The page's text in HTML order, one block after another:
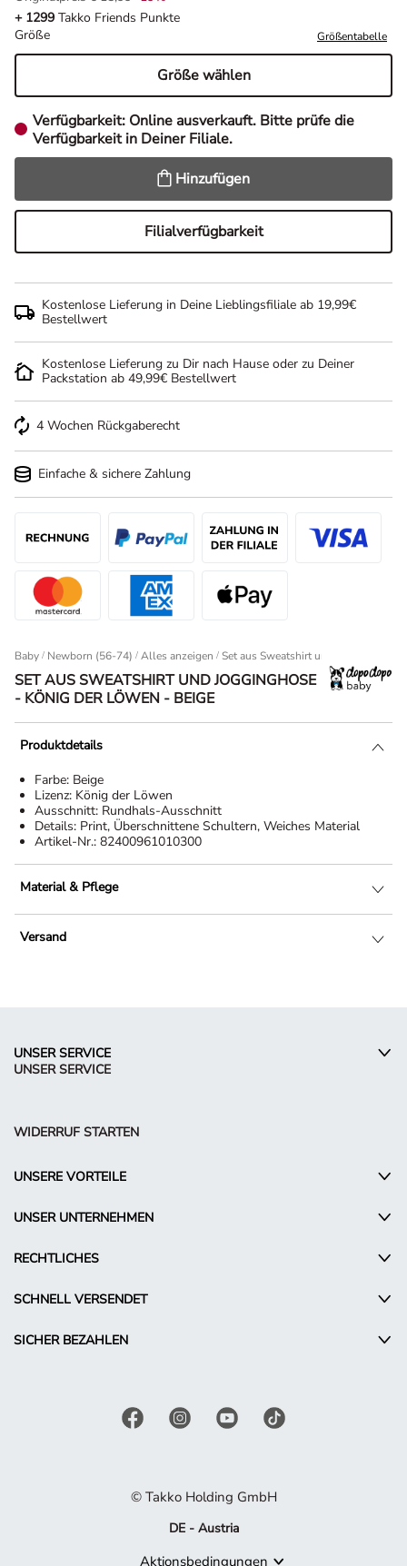
+ 1299 Takko Friends Punkte
Größe
Größentabelle
Größe wählen
Verfügbarkeit: Online ausverkauft. Bitte prüfe die
Verfügbarkeit in Deiner Filiale.
Hinzufügen
Filialverfügbarkeit
Kostenlose Lieferung in Deine Lieblingsfiliale ab 19,99€
Bestellwert
Kostenlose Lieferung zu Dir nach Hause oder zu Deiner
Packstation ab 49,99€ Bestellwert
4 Wochen Rückgaberecht
Einfache & sichere Zahlung
Baby / Newborn (56-74) / Alles anzeigen Set aus Sweatshirt und Jogginghose
SET AUS SWEATSHIRT UND JOGGINGHOSE
- KÖNIG DER LÖWEN - BEIGE
Produktdetails
Farbe: Beige
Lizenz: König der Löwen
Ausschnitt: Rundhals-Ausschnitt
Details: Print, Überschnittene Schultern, Weiches Material
Artikel-Nr.: 82400961010300
Material & Pflege
Versand
UNSER SERVICE
UNSER SERVICE
WIDERRUF STARTEN
UNSERE VORTEILE
UNSER UNTERNEHMEN
RECHTLICHES
SCHNELL VERSENDET
SICHER BEZAHLEN
© Takko Holding GmbH
DE - Austria
Aktionsbedingungen